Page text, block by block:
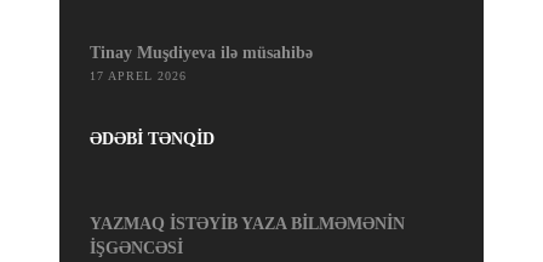
Tinay Muşdiyeva ilə müsahibə
17 APREL 2026
ƏDƏBİ TƏNQİD
YAZMAQ İSTƏYİB YAZA BİLMƏMƏNİN
İŞGƏNCƏSİ